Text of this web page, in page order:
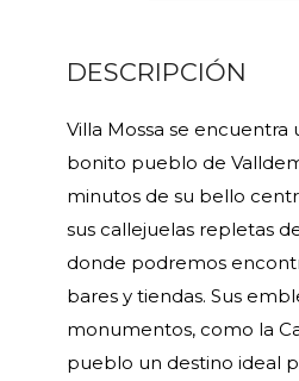
DESCRIPCIÓN
Villa Mossa se encuentra
bonito pueblo de
minutos de su bello
sus callejuelas repletas
donde podremos
bares y tiendas. Sus
monumentos, como la
pueblo un destino ideal